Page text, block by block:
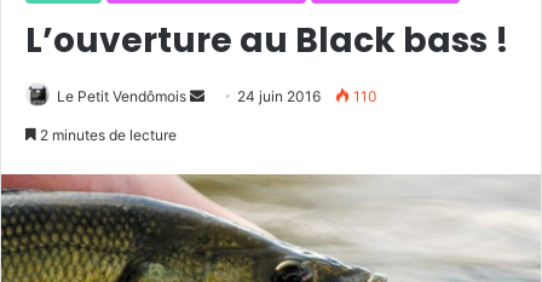
L’ouverture au Black bass !
Le Petit Vendômois
o
y
e
r
24 juin 2016 110
2 minutes de lecture